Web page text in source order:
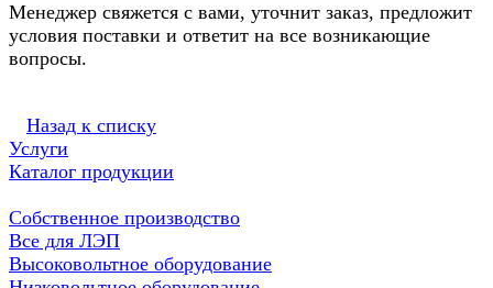
Менеджер свяжется с вами, уточнит заказ, предложит
условия поставки и ответит на все возникающие
вопросы.
Назад к списку
Услуги
Каталог продукции
Собственное производство
Все для ЛЭП
Высоковольтное оборудование